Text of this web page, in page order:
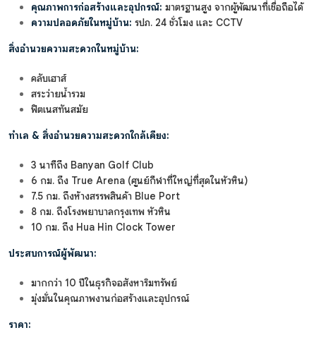
คุณภาพการก่อสร้างและอุปกรณ์: มาตรฐานสูง จากผู้พัฒนาที่เชื่อถือได้
ความปลอดภัยในหมู่บ้าน: รปภ. 24 ชั่วโมง และ CCTV
สิ่งอำนวยความสะดวกในหมู่บ้าน:
คลับเฮาส์
สระว่ายน้ำรวม
ฟิตเนสทันสมัย
ทำเล & สิ่งอำนวยความสะดวกใกล้เคียง:
3 นาทีถึง Banyan Golf Club
6 กม. ถึง True Arena (ศูนย์กีฬาที่ใหญ่ที่สุดในหัวหิน)
7.5 กม. ถึงห้างสรรพสินค้า Blue Port
8 กม. ถึงโรงพยาบาลกรุงเทพ หัวหิน
10 กม. ถึง Hua Hin Clock Tower
ประสบการณ์ผู้พัฒนา:
มากกว่า 10 ปีในธุรกิจอสังหาริมทรัพย์
มุ่งมั่นในคุณภาพงานก่อสร้างและอุปกรณ์
ราคา: